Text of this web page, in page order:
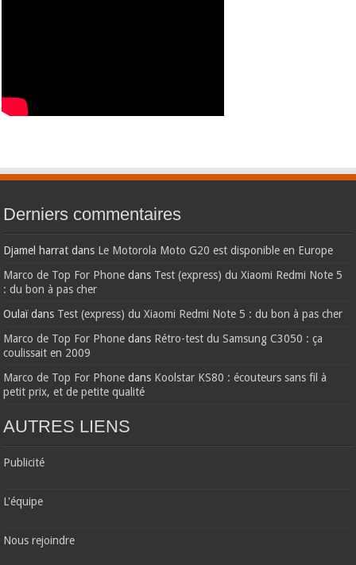
Derniers commentaires
Djamel harrat dans Le Motorola Moto G20 est disponible en Europe
Marco de Top For Phone dans Test (express) du Xiaomi Redmi Note 5
: du bon à pas cher
Oulaïdans Test (express) du Xiaomi Redmi Note 5 : du bon à pas cher
Marco de Top For Phone dans Rétro-test du Samsung C3050 : ça
coulissait en 2009
Marco de Top For Phone dans Koolstar KS80 : écouteurs sans fil à
petit prix, et de petite qualité
AUTRES LIENS
Publicité
L'équipe
Nous rejoindre